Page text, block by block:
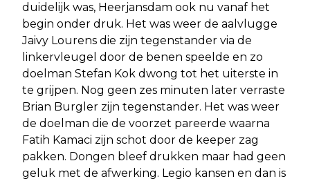
duidelijk was, Heerjansdam ook nu vanaf het
begin onder druk. Het was weer de aalvlugge
Jaivy Lourens die zijn tegenstander via de
linkervleugel door de benen speelde en zo
doelman Stefan Kok dwong tot het uiterste in
te grijpen. Nog geen zes minuten later verraste
Brian Burgler zijn tegenstander. Het was weer
de doelman die de voorzet pareerde waarna
Fatih Kamaci zijn schot door de keeper zag
pakken. Dongen bleef drukken maar had geen
geluk met de afwerking. Legio kansen en dan is